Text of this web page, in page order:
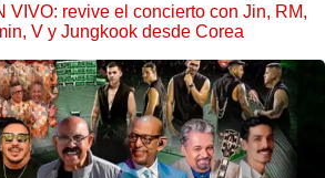
VIVO: revive el concierto con Jin, RM,
V y Jungkook desde Corea